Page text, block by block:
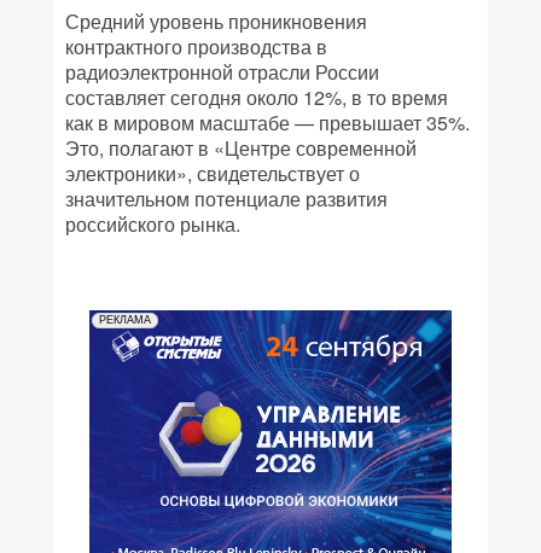
Средний уровень проникновения
контрактного производства в
радиоэлектронной отрасли России
составляет сегодня около 12%, в то время
как в мировом масштабе — превышает 35%.
Это, полагают в «Центре современной
электроники», свидетельствует о
значительном потенциале развития
российского рынка.
РЕКЛАМА